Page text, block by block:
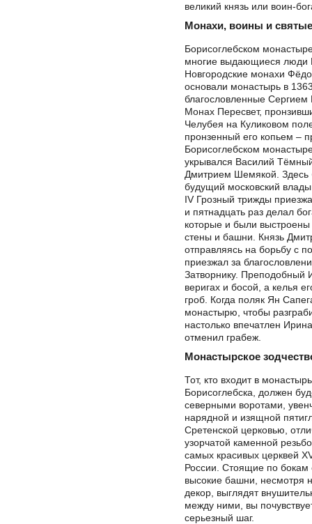
великий князь или воин-
Монахи, воины и святые
Борисоглебском
многие выдающиеся люди
Новгородские монахи
основали монастырь в
благословленные
Монах Пересвет,
Челубея на Куликовом
пронзенный его копьем –
Борисоглебском
укрывался Василий
Дмитрием Шемякой.
будущий московский
IV Грозный трижды
и пятнадцать раз делал
которые и были
стены и башни. Князь
отправляясь на борьбу с
приезжал за
Затворнику. Преподобный
веригах и босой, а келья
гроб. Когда поляк Ян
монастырю, чтобы
настолько впечатлен
отменил грабеж.
Монастырское
Тот, кто входит в
Борисоглебска, должен
северными воротами,
нарядной и изящной
Сретенской церковью,
узорчатой каменной
самых красивых церквей
России. Стоящие по бокам
высокие башни, несмотря
декор, выглядят
между ними, вы
серьезный шаг.